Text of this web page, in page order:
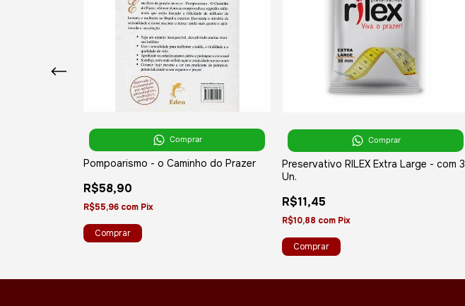
Comprar
Pompoarismo - o Caminho do Prazer
R$58,90
R$55,96 com Pix
Comprar
Preservativo RILEX Extra Large - com 3
Un.
R$11,45
R$10,88 com Pix